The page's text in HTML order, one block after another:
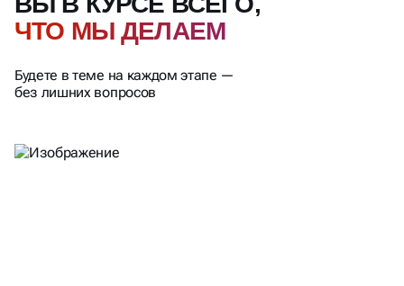
ЧТО МЫ ДЕЛАЕМ
Будете в теме на каждом этапе —
без лишних вопросов